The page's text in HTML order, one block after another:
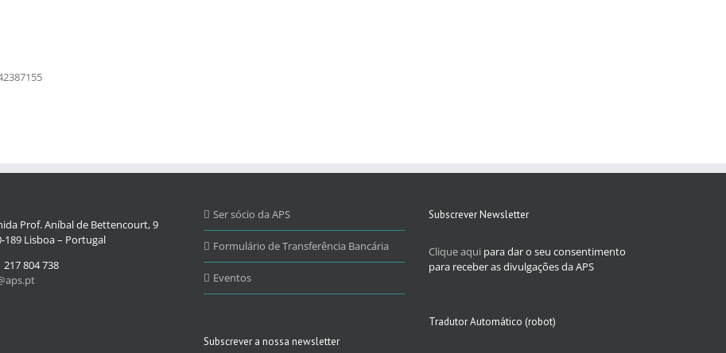
Prof. Aníbal de Bettencourt, 9
189 Lisboa – Portugal
217 804 738
Ser sócio da APS
Formulário de Transferência Bancária
Eventos
Subscrever a nossa newsletter
Subscrever Newsletter
Clique aqui para dar o seu consentimento
para receber as divulgações da APS
Tradutor Automático (robot)